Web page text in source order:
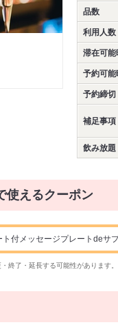
品数
利用人数
滞在可能
予約可能
予約締切
補足事項
飲み放題
使えるクーポン
ト付メッセージプレートdeサ
終了・延長する可能性があります。